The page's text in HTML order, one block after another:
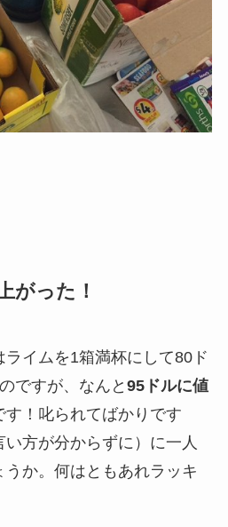
がった！
イムを1箱満杯にして80ド
ですが、なんと 95ドルに値
！叱られてばかりです
方が分からずに）に一人
か。何はともあれラッキ